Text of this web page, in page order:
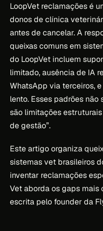
LoopVet reclamações é
donos de clínica
antes de cancelar. A
queixas comuns em
do LoopVet incluem
limitado, ausência de IA
WhatsApp via terceiros,
lento. Esses padrões
são limitações
de gestão”.
Este artigo organiza
sistemas vet brasileiros
inventar reclamações
Vet aborda os gaps mais
escrita pelo founder da